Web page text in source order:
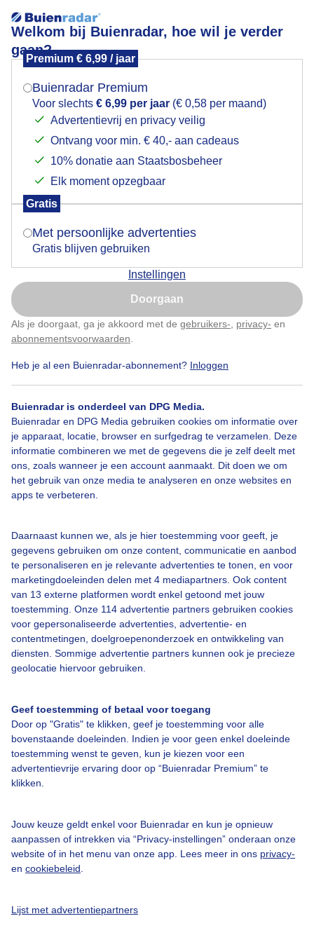
Welkom bij Buienradar, hoe wil je verder
gaan?
Premium € 6,99 / jaar
Buienradar Premium
Voor slechts € 6,99 per jaar (€ 0,58 per maand)
Advertentievrij en privacy veilig
Ontvang voor min. € 40,- aan cadeaus
10% donatie aan Staatsbosbeheer
Elk moment opzegbaar
Gratis
Met persoonlijke advertenties
Gratis blijven gebruiken
Instellingen
Doorgaan
Als je doorgaat, ga je akkoord met de gebruikers- privacy- en
abonnementsvoorwaarden
Heb je al een Buienradar-abonnement? Inloggen
Buienradar is onderdeel van DPG Media.
Buienradar en DPG Media gebruiken cookies om informatie over
je apparaat, locatie, browser en surfgedrag te verzamelen. Deze
informatie combineren we met de gegevens die je zelf deelt met
ons, zoals wanneer je een account aanmaakt. Dit doen we om
het gebruik van onze media te analyseren en onze websites en
apps te verbeteren.
Daarnaast kunnen we, als je hier toestemming voor geeft, je
gegevens gebruiken om onze content, communicatie en aanbod
te personaliseren en je relevante advertenties te tonen, en voor
marketingdoeleinden delen met 4 mediapartners. Ook content
van 13 externe platformen wordt enkel getoond met jouw
toestemming. Onze 114 advertentie partners gebruiken cookies
voor gepersonaliseerde advertenties, advertentie- en
contentmetingen, doelgroepenonderzoek en ontwikkeling van
diensten. Sommige advertentie partners kunnen ook je precieze
geolocatie hiervoor gebruiken.
Geef toestemming of betaal voor toegang
Door op "Gratis" te klikken, geef je toestemming voor alle
bovenstaande doeleinden. Indien je voor geen enkel doeleinde
toestemming wenst te geven, kun je kiezen voor een
advertentievrije ervaring door op “Buienradar Premium” te
klikken.
Jouw keuze geldt enkel voor Buienradar en kun je opnieuw
aanpassen of intrekken via “Privacy-instellingen” onderaan onze
website of in het menu van onze app. Lees meer in ons privacy-
en cookiebeleid
Lijst met advertentiepartners
Bewolkt blauw bloemenpracht, zon koud dikke jassen
strand
Door: Janneke Middendorp Gemaakt: 14-05-2026, 113x bekeken
Een moment geduld aub...
Over Buienradar
Bedrijfsgegevens
Veelgestelde vragen
Toegankelijkheid
Gebruikersvoorwaarden
Adverteren
Buienradar Team
Cookie beleid
Privacy instellingen
Gratis weerdata
@BuienradarNL
Mogen we je locatie gebruiken voor het
Indien je hier nog geen akkoord op hebt gegeven,
verschijnt er zo een pop-up uit je browser waarin
Is goed, toon de popup
Nu niet, misschien later
Klik hierom dit aan te passen